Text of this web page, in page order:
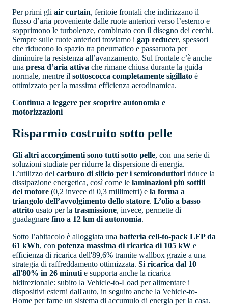
Per primi gli air curtain, feritoie frontali che indirizzano il
flusso d’aria proveniente dalle ruote anteriori verso l’esterno e
sopprimono le turbolenze, combinato con il disegno dei cerchi.
Sempre sulle ruote anteriori troviamo i gap reducer, spessori
che riducono lo spazio tra pneumatico e passaruota per
diminuire la resistenza all’avanzamento. Sul frontale c’è anche
una presa d’aria attiva che rimane chiusa durante la guida
normale, mentre il sottoscocca completamente sigillato è
ottimizzato per la massima efficienza aerodinamica.
Continua a leggere per scoprire autonomia e
motorizzazioni
Risparmio costruito sotto pelle
Gli altri accorgimenti sono tutti sotto pelle, con una serie di
soluzioni studiate per ridurre la dispersione di energia.
L’utilizzo del carburo di silicio per i semiconduttori riduce la
dissipazione energetica, così come le laminazioni più sottili
del motore (0,2 invece di 0,3 millimetri) e la forma a
triangolo dell’avvolgimento dello statore. L’olio a basso
attrito usato per la trasmissione, invece, permette di
guadagnare fino a 12 km di autonomia.
Sotto l’abitacolo è alloggiata una batteria cell-to-pack LFP da
61 kWh, con potenza massima di ricarica di 105 kW e
efficienza di ricarica dell'89,6% tramite wallbox grazie a una
strategia di raffreddamento ottimizzata. Si ricarica dal 10
all'80% in 26 minuti e supporta anche la ricarica
bidirezionale: subito la Vehicle-to-Load per alimentare i
dispositivi esterni dall'auto, in seguito anche la Vehicle-to-
Home per farne un sistema di accumulo di energia per la casa.